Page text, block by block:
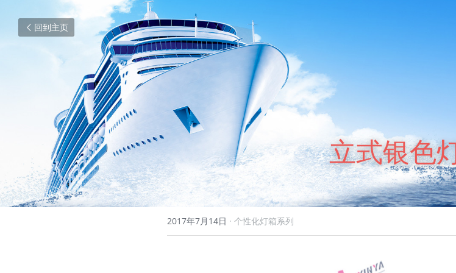
回到主页
立式银色
2017年7月14日 · 个性化灯箱系列